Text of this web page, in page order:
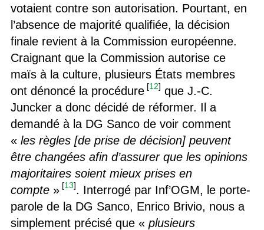
votaient contre son autorisation. Pourtant, en
l’absence de majorité qualifiée, la décision
finale revient à la Commission européenne.
Craignant que la Commission autorise ce
maïs à la culture, plusieurs États membres
ont dénoncé la procédure [12] que J.-C.
Juncker a donc décidé de réformer. Il a
demandé à la DG Sanco de voir comment
« les règles [de prise de décision] peuvent
être changées afin d’assurer que les opinions
majoritaires soient mieux prises en
compte» [13]. Interrogé par Inf’OGM, le porte-
parole de la DG Sanco, Enrico Brivio, nous a
simplement précisé que « plusieurs